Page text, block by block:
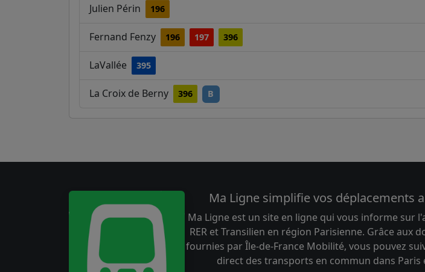
Julien Périn 196
Fernand Fenzy 196 197 396
LaVallée 395
La Croix de Berny 396 B
Ma Ligne simplifie vos déplacements
Ma Ligne est un site en ligne qui vous informe sur
RER et Transilien en région Parisienne. Grâce aux
fournies par Île-de-France Mobilité, vous pouvez
direct des transports en commun dans Paris